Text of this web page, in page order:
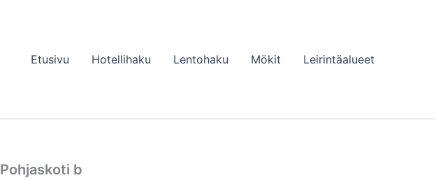
Etusivu Hotellihaku Lentohaku Mökit Leirintäalueet
Pohjaskoti b